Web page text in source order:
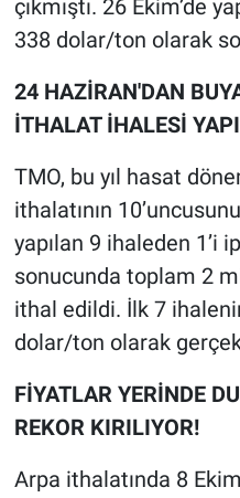
çıkmıştı. 26 Ekim’de
338 dolar/ton olarak
24 HAZİRAN'DAN
İTHALAT İHALESİ
TMO, bu yıl hasat
ithalatının
yapılan 9 ihaleden 1’i
sonucunda toplam 2
ithal edildi. İlk 7
dolar/ton olarak
FİYATLAR YERİNDE
REKOR KIRILIYOR!
Arpa ithalatında 8